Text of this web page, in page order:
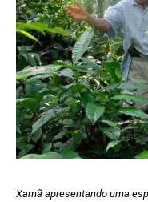
Xamã apresentando uma